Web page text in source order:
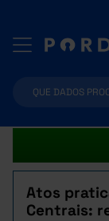
Atos
Centrais: